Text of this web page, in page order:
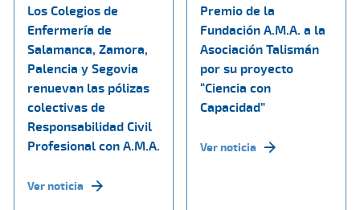
Los Colegios de
Enfermería de
Salamanca, Zamora,
Palencia y Segovia
renuevan las pólizas
colectivas de
Responsabilidad Civil
Profesional con A.M.A.
Ver noticia
Premio de la
Fundación A.M.A. a la
Asociación Talismán
por su proyecto
“Ciencia con
Capacidad”
Ver noticia